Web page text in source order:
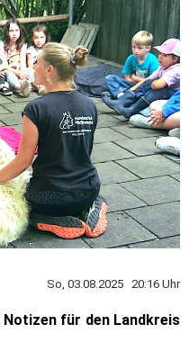
So, 03.08.2025 20:16 Uhr
für den Landkreis